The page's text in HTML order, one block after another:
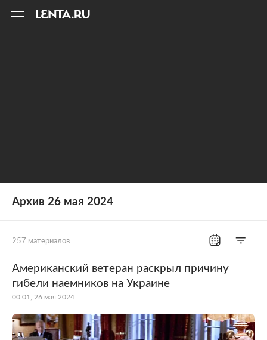
Архив 26 мая 2024
257 материалов
Все рубрики Россия
Мир
Экономика Силовые структуры
Американский ветеран раскрыл причину
гибели наемников на Украине
00:01, 26 мая 2024